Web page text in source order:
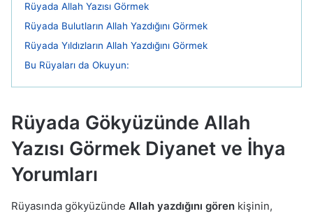
Rüyada Allah Yazısı Görmek
Rüyada Bulutların Allah Yazdığını Görmek
Rüyada Yıldızların Allah Yazdığını Görmek
Bu Rüyaları da Okuyun:
Rüyada Gökyüzünde Allah
Yazısı Görmek Diyanet ve İhya
Yorumları
Rüyasında gökyüzünde Allah yazdığını gören kişinin,